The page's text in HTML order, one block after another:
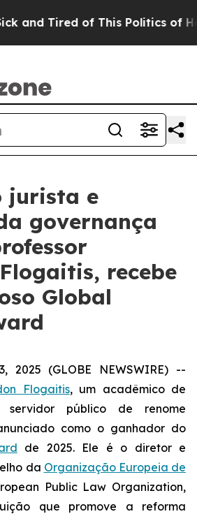
and Tired of This Politics of
jurista e
governança
recebe
Global
2025 (GLOBE NEWSWIRE) --
Flogaitis, um acadêmico de
público de renome
como o ganhador do
de 2025. Ele é o diretor e
da Organização Europeia de
Public Law Organization,
que promove a reforma